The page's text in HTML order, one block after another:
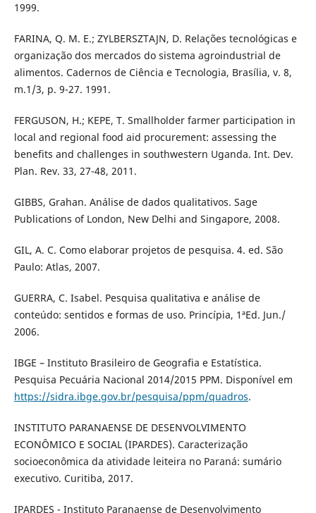
1999.
FARINA, Q. M. E.; ZYLBERSZTAJN, D. Relações tecnológicas e
organização dos mercados do sistema agroindustrial de
alimentos. Cadernos de Ciência e Tecnologia, Brasília, v. 8,
m.1/3, p. 9-27. 1991.
FERGUSON, H.; KEPE, T. Smallholder farmer participation in
local and regional food aid procurement: assessing the
benefits and challenges in southwestern Uganda. Int. Dev.
Plan. Rev. 33, 27-48, 2011.
GIBBS, Grahan. Análise de dados qualitativos. Sage
Publications of London, New Delhi and Singapore, 2008.
GIL, A. C. Como elaborar projetos de pesquisa. 4. ed. São
Paulo: Atlas, 2007.
GUERRA, C. Isabel. Pesquisa qualitativa e análise de
conteúdo: sentidos e formas de uso. Princípia, 1ªEd. Jun./
2006.
IBGE – Instituto Brasileiro de Geografia e Estatística.
Pesquisa Pecuária Nacional 2014/2015 PPM. Disponível em
https://sidra.ibge.gov.br/pesquisa/ppm/quadros.
INSTITUTO PARANAENSE DE DESENVOLVIMENTO
ECONÔMICO E SOCIAL (IPARDES). Caracterização
socioeconômica da atividade leiteira no Paraná: sumário
executivo. Curitiba, 2017.
IPARDES - Instituto Paranaense de Desenvolvimento